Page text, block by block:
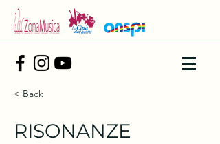
< Back
RISONANZE